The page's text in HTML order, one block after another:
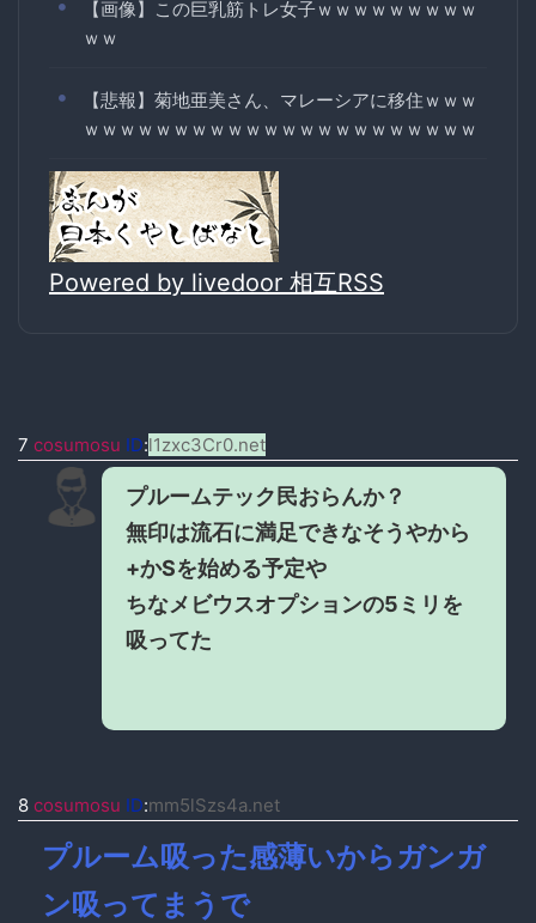
【画像】この巨乳筋トレ女子ｗｗｗｗｗｗｗｗｗ
ｗｗ
【悲報】菊地亜美さん、マレーシアに移住ｗｗｗ
ｗｗｗｗｗｗｗｗｗｗｗｗｗｗｗｗｗｗｗｗｗｗ
Powered by livedoor 相互RSS
7 cosumosu ID:l1zxc3Cr0.net
プルームテック民おらんか？
無印は流石に満足できなそうやから
+かSを始める予定や
ちなメビウスオプションの5ミリを
吸ってた
8 cosumosu ID:mm5lSzs4a.net
プルーム吸った感薄いからガンガ
ン吸ってまうで